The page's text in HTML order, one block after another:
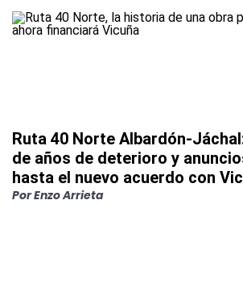
Ruta 40 Norte Albardón-
de años de deterioro y
hasta el nuevo acuerdo con
PorEnzo Arrieta